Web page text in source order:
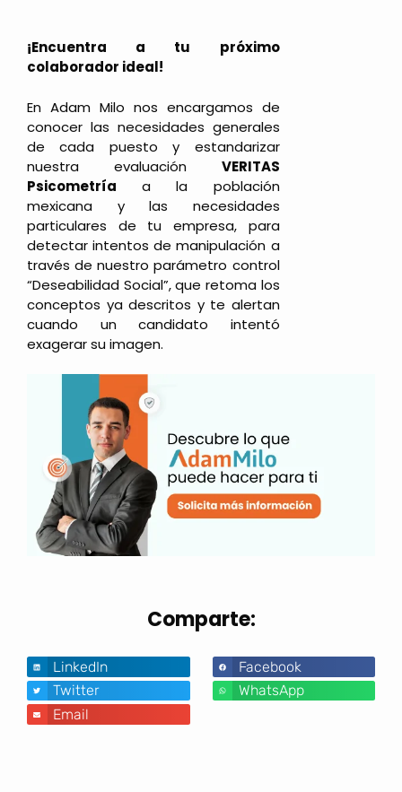
¡Encuentra a tu próximo
colaborador ideal!
En Adam Milo nos encargamos de
conocer las necesidades generales
de cada puesto y estandarizar
nuestra evaluación VERITAS
Psicometría a la población
mexicana y las necesidades
particulares de tu empresa, para
detectar intentos de manipulación a
través de nuestro parámetro control
“Deseabilidad Social”, que retoma los
conceptos ya descritos y te alertan
cuando un candidato intentó
exagerar su imagen.
Comparte:
LinkedIn
Facebook
Twitter
WhatsApp
Email